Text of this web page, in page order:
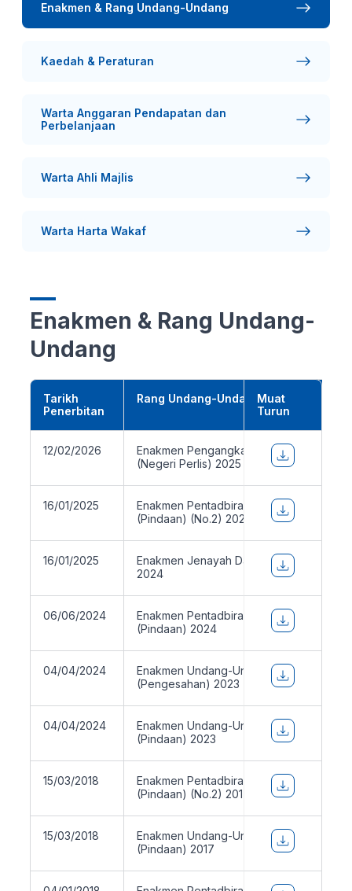
Enakmen & Rang Undang-Undang
Kaedah & Peraturan
Warta Anggaran Pendapatan dan
Perbelanjaan
Warta Ahli Majlis
Warta Harta Wakaf
Enakmen & Rang Undang-
Undang
Tarikh
Penerbitan
Rang Undang-UndangMuat
Turun
12/02/2026
Enakmen Pengangkatan Orang Islam
(Negeri Perlis) 2025
16/01/2025
Enakmen Pentadbiran Agama Islam
(Pindaan) (No.2) 2024
16/01/2025
Enakmen Jenayah Dalam Syarak
2024
06/06/2024
Enakmen Pentadbiran Agama Islam
(Pindaan) 2024
04/04/2024
Enakmen Undang-Undang Keluarga Islam
(Pengesahan) 2023
04/04/2024
Enakmen Undang-Undang Keluarga Islam
(Pindaan) 2023
15/03/2018
Enakmen Pentadbiran Agama Islam
(Pindaan) (No.2) 2017
15/03/2018
Enakmen Undang-Undang Keluarga Islam
(Pindaan) 2017